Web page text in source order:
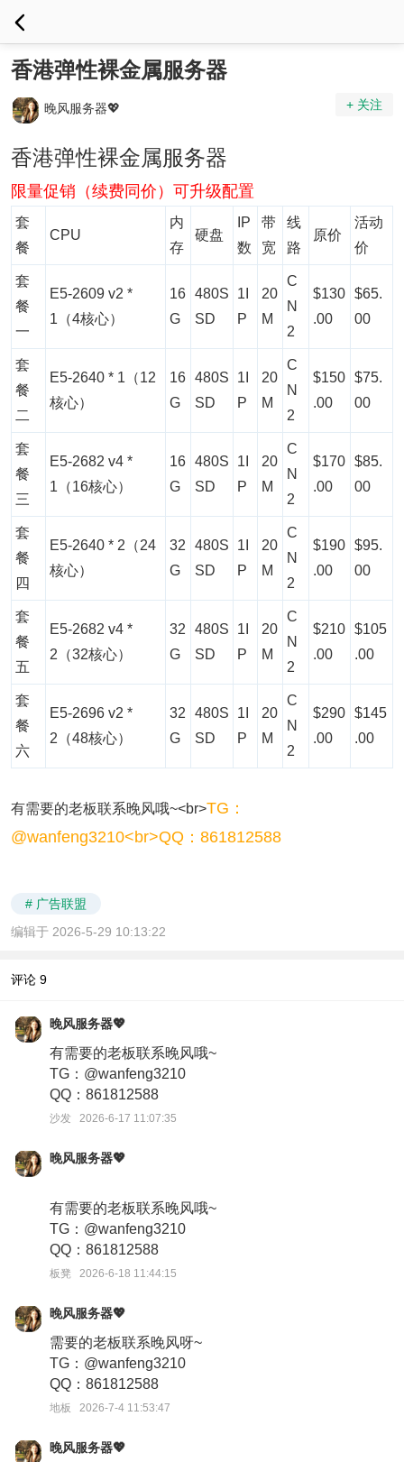
香港弹性裸金属服务器
晚风服务器💖 + 关注
香港弹性裸金属服务器
限量促销（续费同价）可升级配置
套
餐
CPU
内
存
硬盘
IP
数
带
宽
线
路
原价
活动
价
套
餐
一
E5-2609 v2 *
1（4核心）
16
G
480S
SD
1I
P
20
M
C
N
2
$130
.00
$65.
00
套
餐
二
E5-2640 * 1（12
核心）
16
G
480S
SD
1I
P
20
M
C
N
2
$150
.00
$75.
00
套
餐
三
E5-2682 v4 *
1（16核心）
16
G
480S
SD
1I
P
20
M
C
N
2
$170
.00
$85.
00
套
餐
四
E5-2640 * 2（24
核心）
32
G
480S
SD
1I
P
20
M
C
N
2
$190
.00
$95.
00
套
餐
五
E5-2682 v4 *
2（32核心）
32
G
480S
SD
1I
P
20
M
C
N
2
$210
.00
$105
.00
套
餐
六
E5-2696 v2 *
2（48核心）
32
G
480S
SD
1I
P
20
M
C
N
2
$290
.00
$145
.00
有需要的老板联系晚风哦~<br>TG：
@wanfeng3210<br>QQ：861812588
# 广告联盟
编辑于 2026-5-29 10:13:22
评论 9
晚风服务器💖
有需要的老板联系晚风哦~
TG：@wanfeng3210
QQ：861812588
沙发 2026-6-17 11:07:35
晚风服务器💖
有需要的老板联系晚风哦~
TG：@wanfeng3210
QQ：861812588
板凳 2026-6-18 11:44:15
晚风服务器💖
需要的老板联系晚风呀~
TG：@wanfeng3210
QQ：861812588
地板 2026-7-4 11:53:47
晚风服务器💖